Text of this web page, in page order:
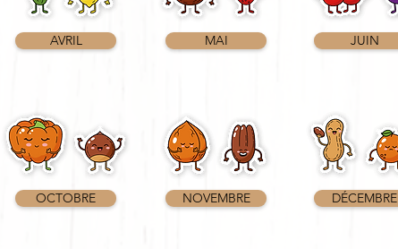
AVRIL
OCTOBRE
MAI JUIN
NOVEMBRE DÉCEMBRE